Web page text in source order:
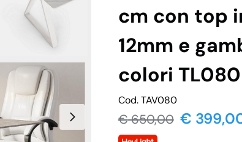
cm con top
12mm e
colori TL080
Cod. TAV080
€650,00 €